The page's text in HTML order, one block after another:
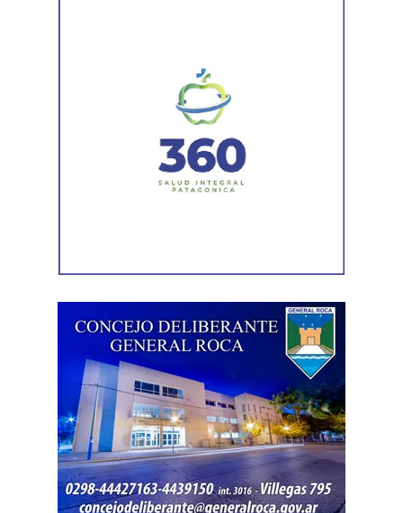
sectores más deteriorados y mejorar las condiciones de